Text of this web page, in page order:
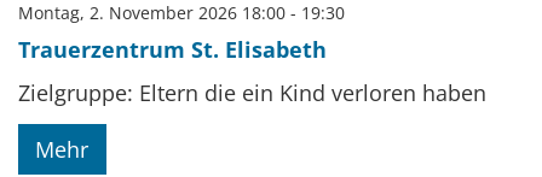
Montag, 2. November 2026 18:00 - 19:30
Trauerzentrum St. Elisabeth
Zielgruppe: Eltern die ein Kind verloren haben
Mehr